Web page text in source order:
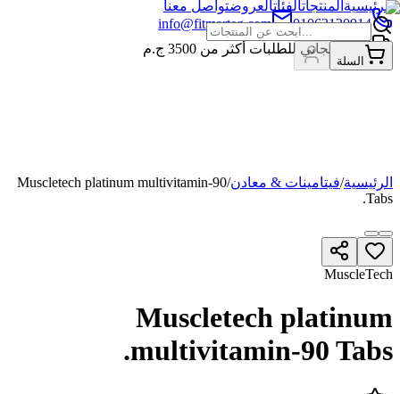
01063120914
info@fitmarteg.com
شحن مجاني للطلبات أكثر من 3500 ج.م
الرئيسية المنتجاتالفئاتالعروضتواصل معنا
السلة
الرئيسية/فيتامينات & معادن/
Muscletech platinum multivitamin-90
Tabs.
MuscleTech
Muscletech platinum
multivitamin-90 Tabs.